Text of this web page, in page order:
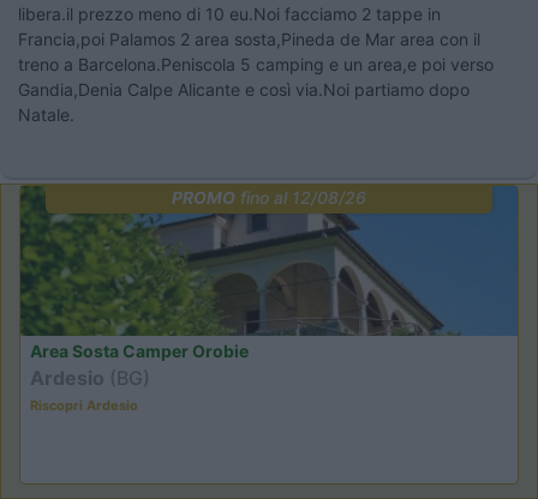
libera.il prezzo meno di 10 eu.Noi facciamo 2 tappe in
Francia,poi Palamos 2 area sosta,Pineda de Mar area con il
treno a Barcelona.Peniscola 5 camping e un area,e poi verso
Gandia,Denia Calpe Alicante e così via.Noi partiamo dopo
Natale.
PROMOfino al 12/08/26
Area Sosta Camper Orobie
Ardesio (BG)
Riscopri Ardesio